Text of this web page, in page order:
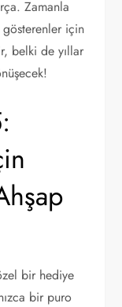
Zamanla
için
belki de yıllar
bir hediye
bir puro